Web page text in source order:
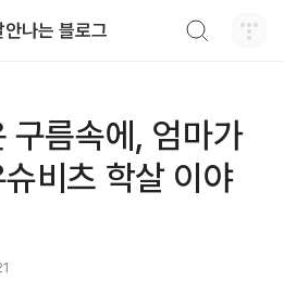
안나는 블로그
구름속에, 엄마가
비츠 학살 이야